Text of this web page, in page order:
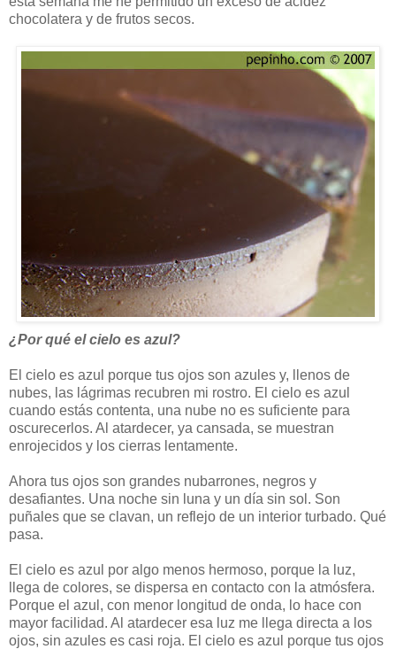
chocolatera y de frutos secos.
¿Por qué el cielo es azul?
El cielo es azul porque tus ojos son azules y, llenos de
nubes, las lágrimas recubren mi rostro. El cielo es azul
cuando estás contenta, una nube no es suficiente para
oscurecerlos. Al atardecer, ya cansada, se muestran
enrojecidos y los cierras lentamente.
Ahora tus ojos son grandes nubarrones, negros y
desafiantes. Una noche sin luna y un día sin sol. Son
puñales que se clavan, un reflejo de un interior turbado. Qué
pasa.
El cielo es azul por algo menos hermoso, porque la luz,
llega de colores, se dispersa en contacto con la atmósfera.
Porque el azul, con menor longitud de onda, lo hace con
mayor facilidad. Al atardecer esa luz me llega directa a los
ojos, sin azules es casi roja. El cielo es azul porque tus ojos